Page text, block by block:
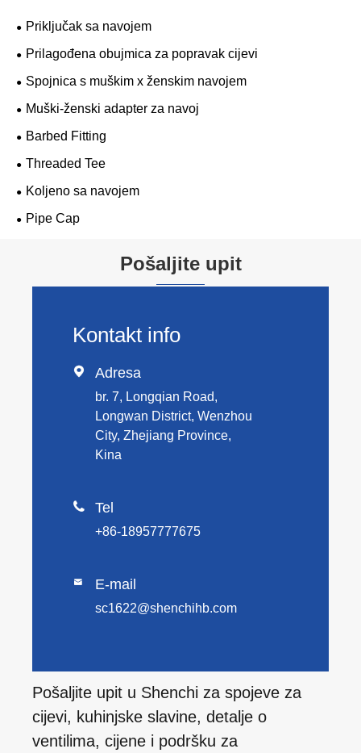
Priključak sa navojem
Prilagođena obujmica za popravak cijevi
Spojnica s muškim x ženskim navojem
Muški-ženski adapter za navoj
Barbed Fitting
Threaded Tee
Koljeno sa navojem
Pipe Cap
Pošaljite upit
Kontakt info
 Adresa
br. 7, Longqian Road,
Longwan District, Wenzhou
City, Zhejiang Province,
Kina
 Tel
+86-18957777675
 E-mail
sc1622@shenchihb.com
Pošaljite upit u Shenchi za spojeve za
cijevi, kuhinjske slavine, detalje o
ventilima, cijene i podršku za